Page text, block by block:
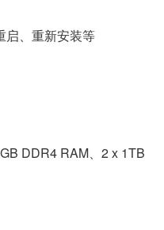
启、重新安装等
DDR4 RAM、2 x 1TB